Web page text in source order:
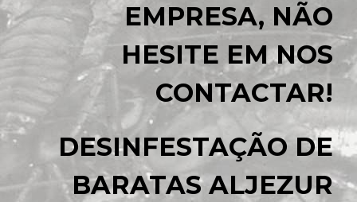
EMPRESA, NÃO
HESITE EM NOS
CONTACTAR!
DESINFESTAÇÃO DE
BARATAS ALJEZUR